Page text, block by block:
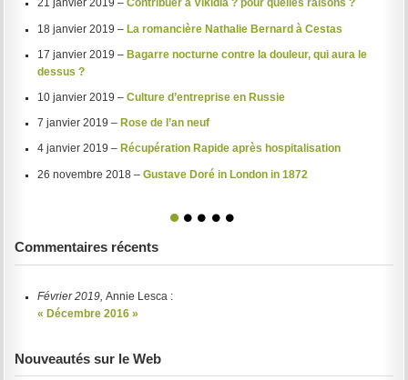
21 janvier 2019 – Contribuer à Vikidia ? pour quelles raisons ?
18 janvier 2019 – La romancière Nathalie Bernard à Cestas
17 janvier 2019 – Bagarre nocturne contre la douleur, qui aura le
dessus ?
10 janvier 2019 – Culture d’entreprise en Russie
7 janvier 2019 – Rose de l’an neuf
4 janvier 2019 – Récupération Rapide après hospitalisation
26 novembre 2018 – Gustave Doré in London in 1872
1 2 3 4 5
Commentaires récents
Février 2019, Annie Lesca :
« Décembre 2016 »
Nouveautés sur le Web